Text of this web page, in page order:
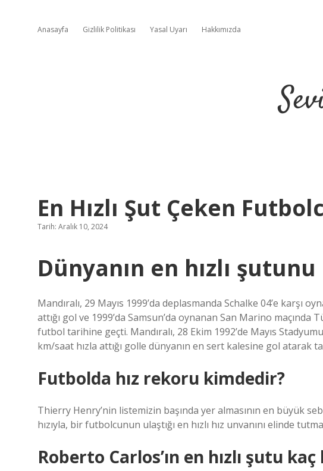
Anasayfa Gizlilik Politikası Yasal Uyarı Hakkımızda
En Hızlı Şut Çeken
Tarih: Aralık 10, 2024
Dünyanın en hızlı
Mandıralı, 29 Mayıs 1999’da deplasmanda Schalke 04’e karşı
attığı gol ve 1999’da Samsun’da oynanan San Marino
futbol tarihine geçti. Mandıralı, 28 Ekim 1992’de Mayıs
km/saat hızla attığı golle dünyanın en sert kalesine gol atarak
Futbolda hız rekoru kimdedir?
Thierry Henry’nin listemizin başında yer almasının en büyük
hızıyla, bir futbolcunun ulaştığı en hızlı hız unvanını elinde
Roberto Carlos’ın en hızlı şutu kaç